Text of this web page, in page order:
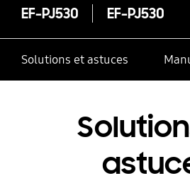
EF-PJ530 EF-PJ530
Solutions et astuces